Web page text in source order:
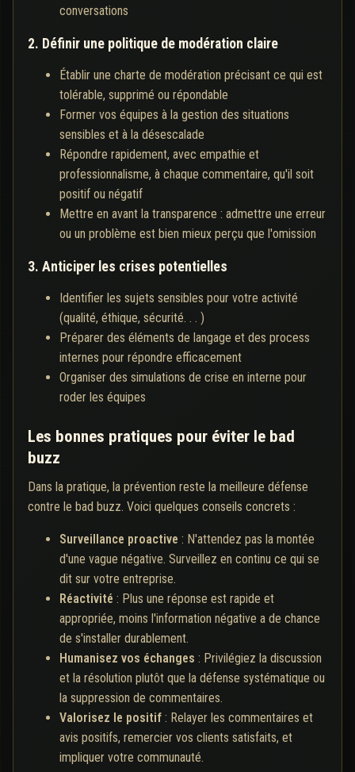
conversations
2. Définir une politique de modération claire
Établir une charte de modération précisant ce qui est
tolérable, supprimé ou répondable
Former vos équipes à la gestion des situations
sensibles et à la désescalade
Répondre rapidement, avec empathie et
professionnalisme, à chaque commentaire, qu'il soit
positif ou négatif
Mettre en avant la transparence : admettre une erreur
ou un problème est bien mieux perçu que l'omission
3. Anticiper les crises potentielles
Identifier les sujets sensibles pour votre activité
(qualité, éthique, sécurité. . . )
Préparer des éléments de langage et des process
internes pour répondre efficacement
Organiser des simulations de crise en interne pour
roder les équipes
Les bonnes pratiques pour éviter le bad
buzz
Dans la pratique, la prévention reste la meilleure défense
contre le bad buzz. Voici quelques conseils concrets :
Surveillance proactive : N'attendez pas la montée
d'une vague négative. Surveillez en continu ce qui se
dit sur votre entreprise.
Réactivité : Plus une réponse est rapide et
appropriée, moins l'information négative a de chance
de s'installer durablement.
Humanisez vos échanges : Privilégiez la discussion
et la résolution plutôt que la défense systématique ou
la suppression de commentaires.
Valorisez le positif : Relayer les commentaires et
avis positifs, remercier vos clients satisfaits, et
impliquer votre communauté.